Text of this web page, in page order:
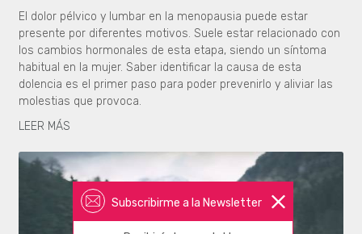
El dolor pélvico y lumbar en la menopausia puede estar
presente por diferentes motivos. Suele estar relacionado con
los cambios hormonales de esta etapa, siendo un síntoma
habitual en la mujer. Saber identificar la causa de esta
dolencia es el primer paso para poder prevenirlo y aliviar las
molestias que provoca.
LEER MÁS
Subscribirme a la Newsletter